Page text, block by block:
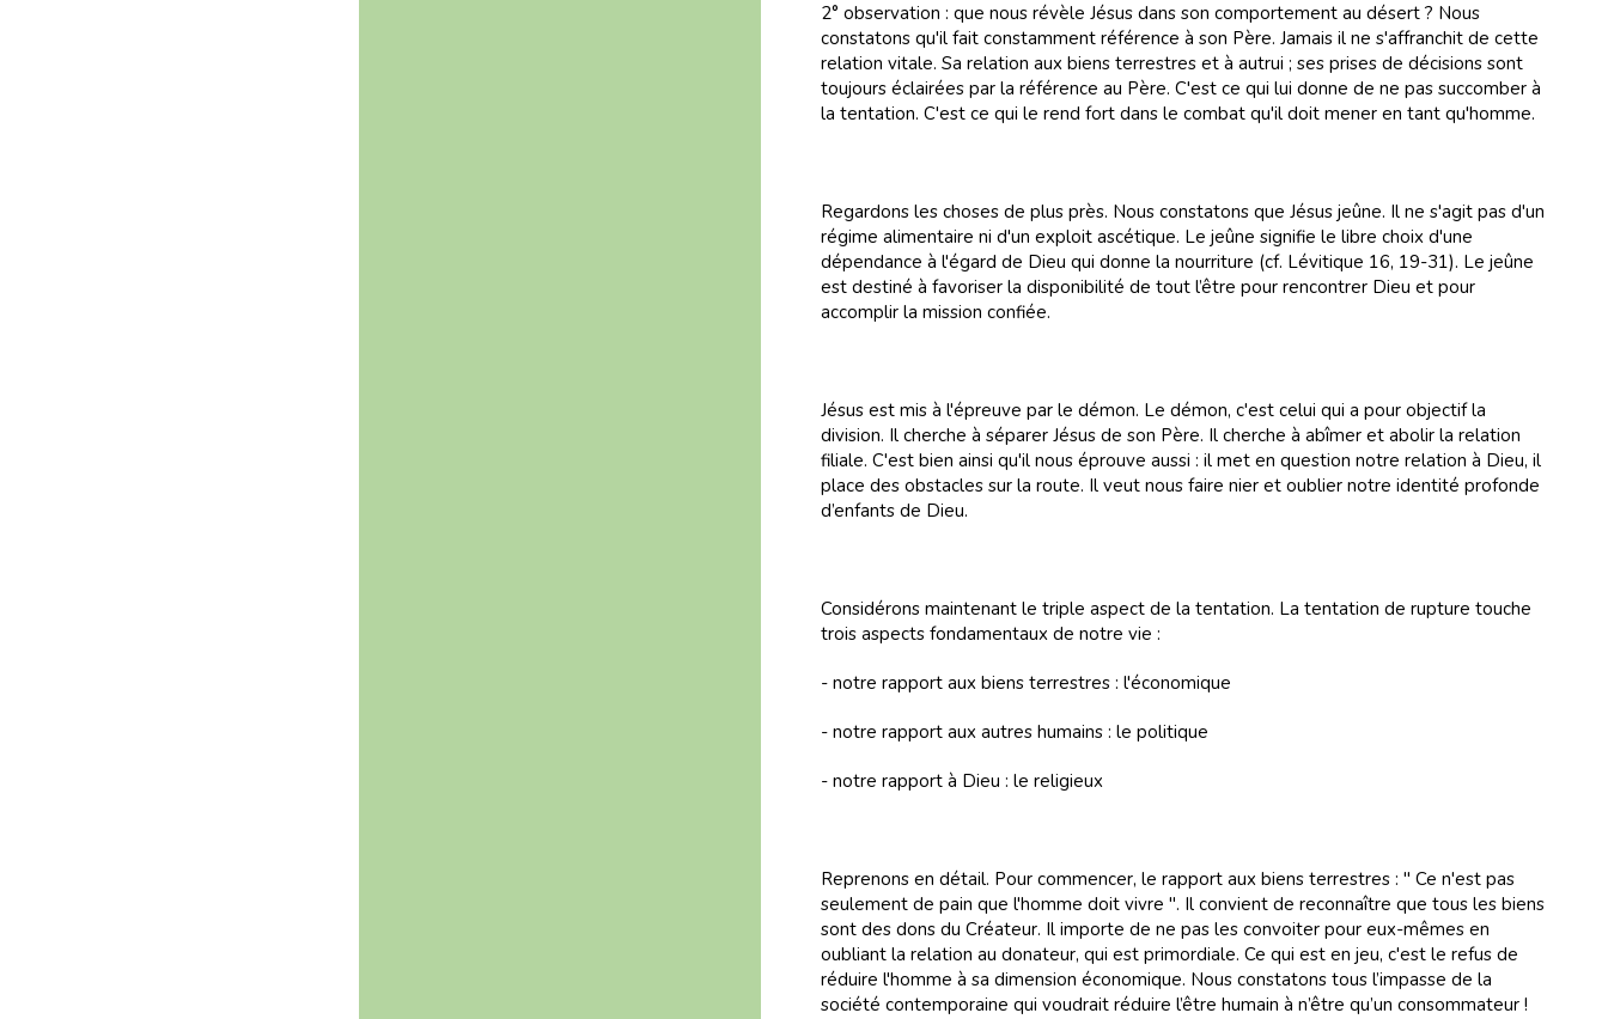
2° observation : que nous révèle Jésus dans son comportement au désert ? Nous
constatons qu'il fait constamment référence à son Père. Jamais il ne s'affranchit de cette
relation vitale. Sa relation aux biens terrestres et à autrui ; ses prises de décisions sont
toujours éclairées par la référence au Père. C'est ce qui lui donne de ne pas succomber à
la tentation. C'est ce qui le rend fort dans le combat qu'il doit mener en tant qu'homme.
Regardons les choses de plus près. Nous constatons que Jésus jeûne. Il ne s'agit pas d'un
régime alimentaire ni d'un exploit ascétique. Le jeûne signifie le libre choix d'une
dépendance à l'égard de Dieu qui donne la nourriture (cf. Lévitique 16, 19-31). Le jeûne
est destiné à favoriser la disponibilité de tout l’être pour rencontrer Dieu et pour
accomplir la mission confiée.
Jésus est mis à l'épreuve par le démon. Le démon, c'est celui qui a pour objectif la
division. Il cherche à séparer Jésus de son Père. Il cherche à abîmer et abolir la relation
filiale. C'est bien ainsi qu'il nous éprouve aussi : il met en question notre relation à Dieu, il
place des obstacles sur la route. Il veut nous faire nier et oublier notre identité profonde
d’enfants de Dieu.
Considérons maintenant le triple aspect de la tentation. La tentation de rupture touche
trois aspects fondamentaux de notre vie :
- notre rapport aux biens terrestres : l'économique
- notre rapport aux autres humains : le politique
- notre rapport à Dieu : le religieux
Reprenons en détail. Pour commencer, le rapport aux biens terrestres : " Ce n'est pas
seulement de pain que l'homme doit vivre ". Il convient de reconnaître que tous les biens
sont des dons du Créateur. Il importe de ne pas les convoiter pour eux-mêmes en
oubliant la relation au donateur, qui est primordiale. Ce qui est en jeu, c'est le refus de
réduire l'homme à sa dimension économique. Nous constatons tous l’impasse de la
société contemporaine qui voudrait réduire l’être humain à n’être qu’un consommateur !